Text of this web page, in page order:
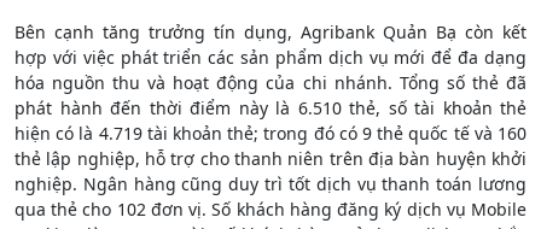
Bên cạnh tăng trưởng tín dụng, Agribank Quản Bạ còn kết
hợp với việc phát triển các sản phẩm dịch vụ mới để đa dạng
hóa nguồn thu và hoạt động của chi nhánh. Tổng số thẻ đã
phát hành đến thời điểm này là 6.510 thẻ, số tài khoản thẻ
hiện có là 4.719 tài khoản thẻ; trong đó có 9 thẻ quốc tế và 160
thẻ lập nghiệp, hỗ trợ cho thanh niên trên địa bàn huyện khởi
nghiệp. Ngân hàng cũng duy trì tốt dịch vụ thanh toán lương
qua thẻ cho 102 đơn vị. Số khách hàng đăng ký dịch vụ Mobile